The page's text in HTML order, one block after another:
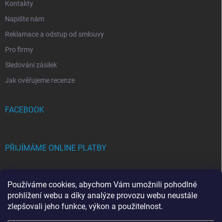
Používáme cookies, abychom Vám umožnili pohodlné
prohlížení webu a díky analýze provozu webu neustále
zlepšovali jeho funkce, výkon a použitelnost.
Kontakty
Napište nám
Reklamace a odstup od smlouvy
Pro firmy
Sledování zásilek
Jak ověřujeme recenze
FACEBOOK
PŘIJÍMÁME ONLINE PLATBY